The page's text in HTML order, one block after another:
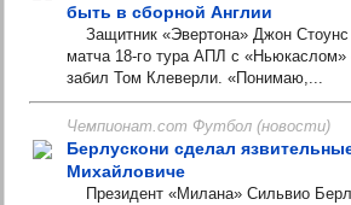
быть в сборной Англии
Защитник «Эвертона» Джон Стоунс
матча 18-го тура АПЛ с
забил Том Клеверли. «Понимаю,...
Чемпионат.com Футбол (новости)
Берлускони сделал
Михайловиче
Президент «Милана» Сильвио